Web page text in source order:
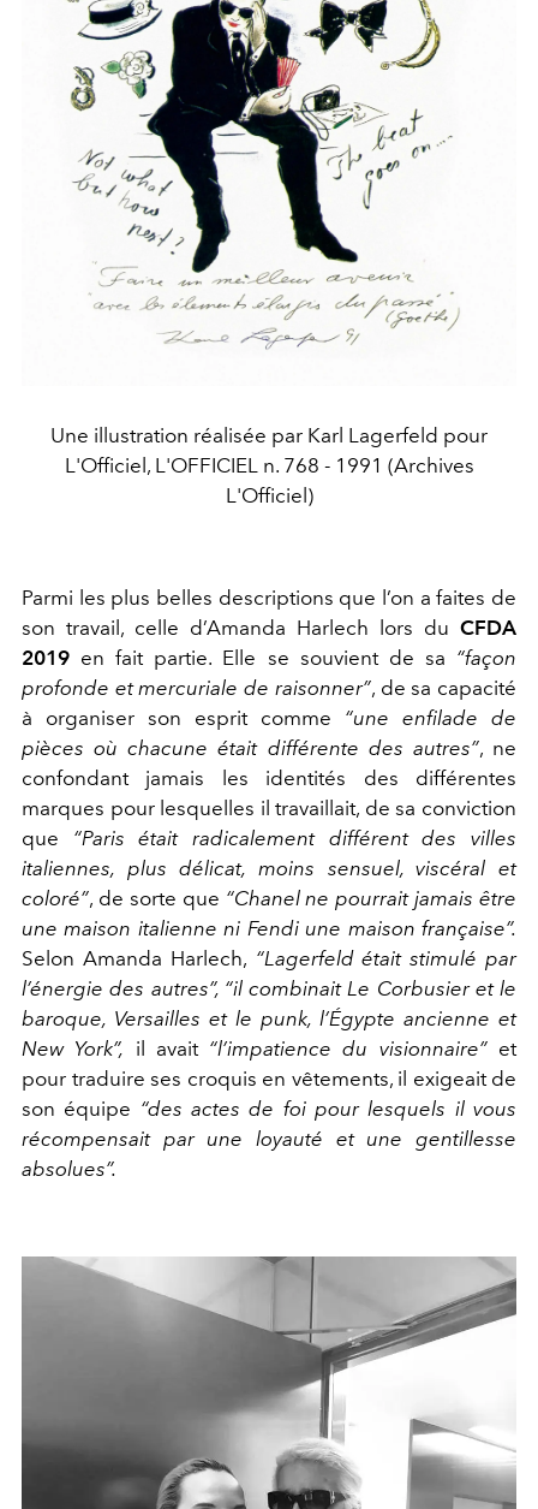
Une illustration réalisée par Karl Lagerfeld pour
L'Officiel, L'OFFICIEL n. 768 - 1991 (Archives
L'Officiel)
Parmi les plus belles descriptions que l’on a faites de
son travail, celle d’Amanda Harlech lors du CFDA
2019 en fait partie. Elle se souvient de sa “façon
profonde et mercuriale de raisonner”, de sa capacité
à organiser son esprit comme “une enfilade de
pièces où chacune était différente des autres”, ne
confondant jamais les identités des différentes
marques pour lesquelles il travaillait, de sa conviction
que “Paris était radicalement différent des villes
italiennes, plus délicat, moins sensuel, viscéral et
coloré”, de sorte que “Chanel ne pourrait jamais être
une maison italienne ni Fendi une maison française”.
Selon Amanda Harlech, “Lagerfeld était stimulé par
l’énergie des autres”, “il combinaitLe Corbusier et le
baroque, Versailles et le punk, l’Égypte ancienne et
New York”, il avait “l’impatience du visionnaire” et
pour traduire ses croquis en vêtements, il exigeait de
son équipe “des actes de foi pour lesquels il vous
récompensait par une loyauté et une gentillesse
absolues”.